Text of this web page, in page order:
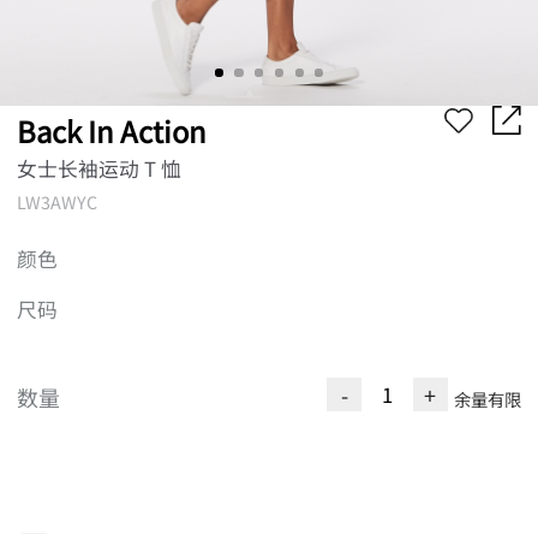
Back In Action
女士长袖运动 T 恤
LW3AWYC
颜色
尺码
数量 - + 余量有限